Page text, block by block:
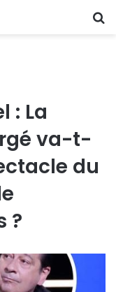
: La
va-t-
du
?